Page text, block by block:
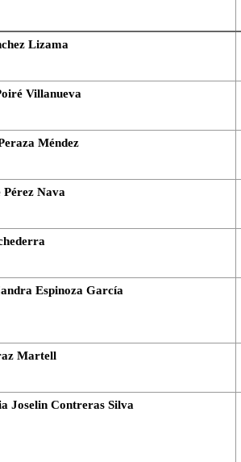
Lizama
Villanueva
Méndez
Pérez Nava
Espinoza García
Martell
Joselin Contreras Silva